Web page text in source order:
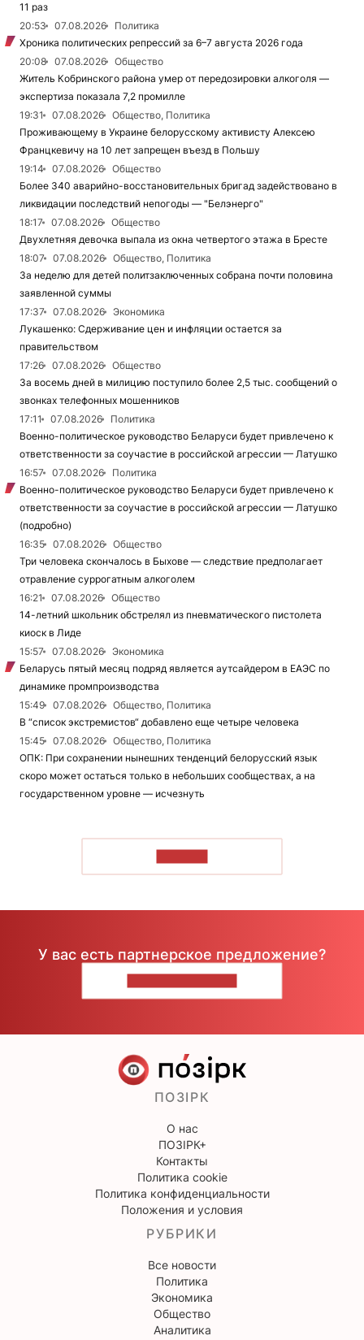
11 раз
20:53
07.08.2026
Политика
Хроника политических репрессий за 6–7 августа 2026 года
20:08
07.08.2026
Общество
Житель Кобринского района умер от передозировки алкоголя —
экспертиза показала 7,2 промилле
19:31
07.08.2026
Общество, Политика
Проживающему в Украине белорусскому активисту Алексею
Францкевичу на 10 лет запрещен въезд в Польшу
19:14
07.08.2026
Общество
Более 340 аварийно-восстановительных бригад задействовано в
ликвидации последствий непогоды — "Белэнерго"
18:17
07.08.2026
Общество
Двухлетняя девочка выпала из окна четвертого этажа в Бресте
18:07
07.08.2026
Общество, Политика
За неделю для детей политзаключенных собрана почти половина
заявленной суммы
17:37
07.08.2026
Экономика
Лукашенко: Сдерживание цен и инфляции остается за
правительством
17:26
07.08.2026
Общество
За восемь дней в милицию поступило более 2,5 тыс. сообщений о
звонках телефонных мошенников
17:11
07.08.2026
Политика
Военно-политическое руководство Беларуси будет привлечено к
ответственности за соучастие в российской агрессии — Латушко
16:57
07.08.2026
Политика
Военно-политическое руководство Беларуси будет привлечено к
ответственности за соучастие в российской агрессии — Латушко
(подробно)
16:35
07.08.2026
Общество
Три человека скончалось в Быхове — следствие предполагает
отравление суррогатным алкоголем
16:21
07.08.2026
Общество
14-летний школьник обстрелял из пневматического пистолета
киоск в Лиде
15:57
07.08.2026
Экономика
Беларусь пятый месяц подряд является аутсайдером в ЕАЭС по
динамике промпроизводства
15:49
07.08.2026
Общество, Политика
В “список экстремистов“ добавлено еще четыре человека
15:45
07.08.2026
Общество, Политика
ОПК: При сохранении нынешних тенденций белорусский язык
скоро может остаться только в небольших сообществах, а на
государственном уровне — исчезнуть
У вас есть партнерское предложение?
ПОЗІРК
О нас
ПОЗІРК+
Контакты
Политика cookie
Политика конфиденциальности
Положения и условия
РУБРИКИ
Все новости
Политика
Экономика
Общество
Аналитика